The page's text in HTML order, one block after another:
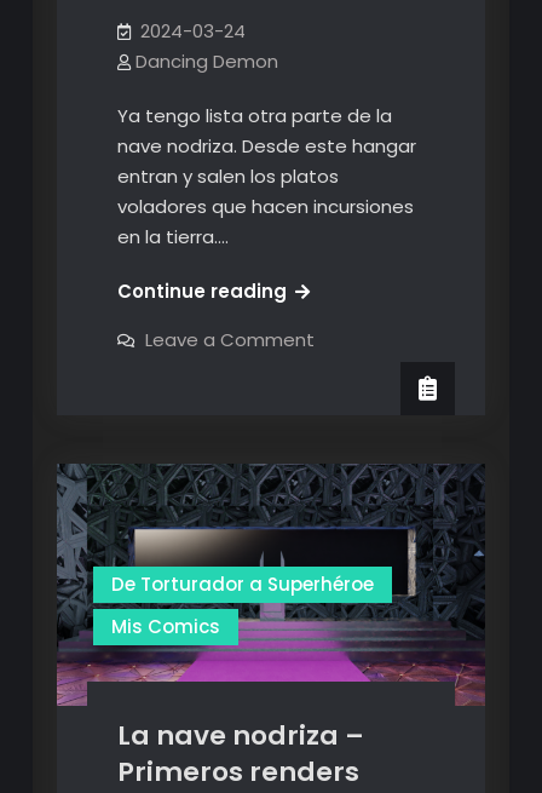
2024-03-24
Dancing Demon
Ya tengo lista otra parte de la
nave nodriza. Desde este hangar
entran y salen los platos
voladores que hacen incursiones
en la tierra.…
Continue readingNave
–
Leave a Commenton
De Torturador a Superhéroe
Mis Comics
La nave nodriza –
Primeros renders